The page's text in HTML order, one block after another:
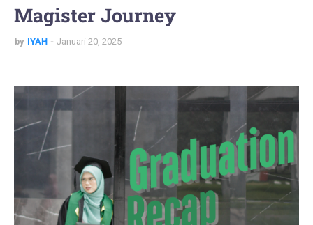
Magister Journey
by IYAH Januari 20, 2025